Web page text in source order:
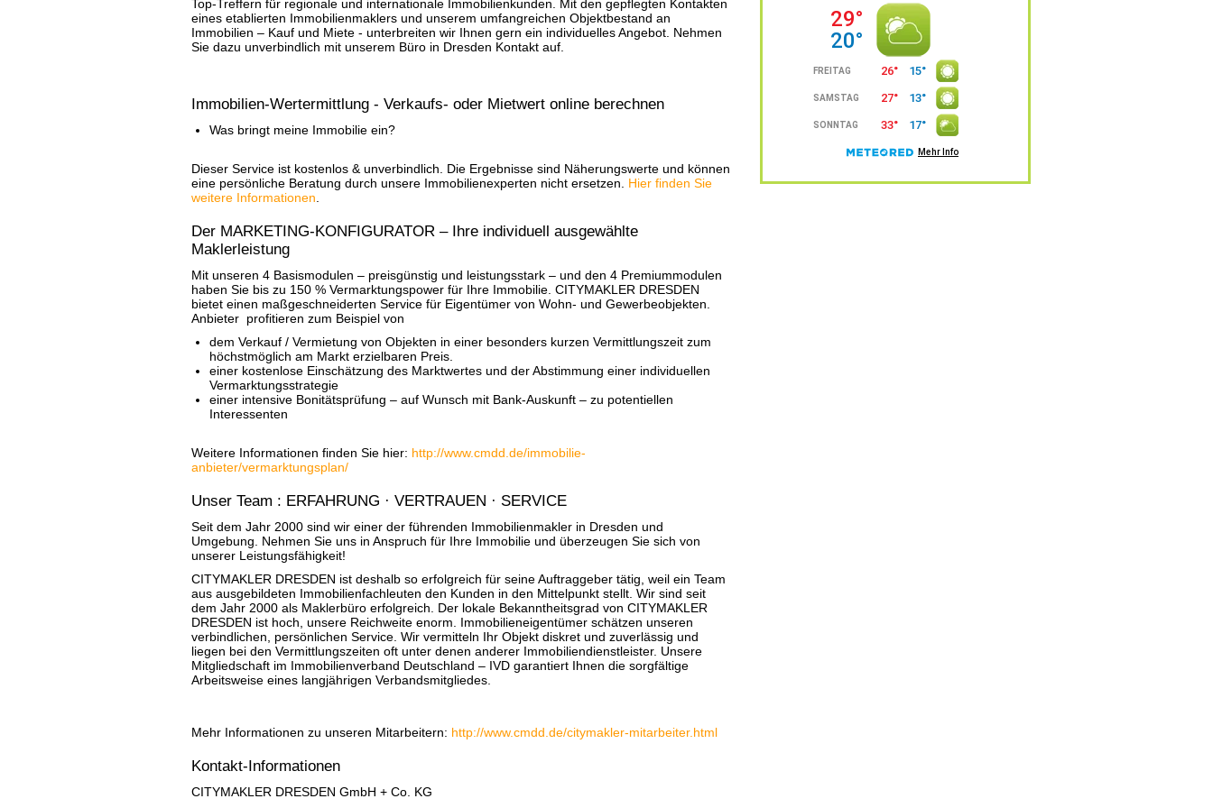
Top-Treffern für regionale und internationale Immobilienkunden. Mit den gepflegten Kontakten
eines etablierten Immobilienmaklers und unserem umfangreichen Objektbestand an
Immobilien – Kauf und Miete - unterbreiten wir Ihnen gern ein individuelles Angebot. Nehmen
Sie dazu unverbindlich mit unserem Büro in Dresden Kontakt auf.
Immobilien-Wertermittlung - Verkaufs- oder Mietwert online berechnen
Was bringt meine Immobilie ein?
Dieser Service ist kostenlos & unverbindlich. Die Ergebnisse sind Näherungswerte und können
eine persönliche Beratung durch unsere Immobilienexperten nicht ersetzen. Hier finden Sie
weitere Informationen
Der MARKETING-KONFIGURATOR – Ihre individuell ausgewählte
Maklerleistung
Mit unseren 4 Basismodulen – preisgünstig und leistungsstark – und den 4 Premiummodulen
haben Sie bis zu 150 % Vermarktungspower für Ihre Immobilie. CITYMAKLER DRESDEN
bietet einen maßgeschneiderten Service für Eigentümer von Wohn- und Gewerbeobjekten.
Anbieter profitieren zum Beispiel von
dem Verkauf / Vermietung von Objekten in einer besonders kurzen Vermittlungszeit zum
höchstmöglich am Markt erzielbaren Preis.
einer kostenlose Einschätzung des Marktwertes und der Abstimmung einer individuellen
Vermarktungsstrategie
einer intensive Bonitätsprüfung – auf Wunsch mit Bank-Auskunft – zu potentiellen
Interessenten
Weitere Informationen finden Sie hier: http://www.cmdd.de/immobilie-
anbieter/vermarktungsplan/
Unser Team : ERFAHRUNG · VERTRAUEN · SERVICE
Seit dem Jahr 2000 sind wir einer der führenden Immobilienmakler in Dresden und
Umgebung. Nehmen Sie uns in Anspruch für Ihre Immobilie und überzeugen Sie sich von
unserer Leistungsfähigkeit!
CITYMAKLER DRESDEN ist deshalb so erfolgreich für seine Auftraggeber tätig, weil ein Team
aus ausgebildeten Immobilienfachleuten den Kunden in den Mittelpunkt stellt. Wir sind seit
dem Jahr 2000 als Maklerbüro erfolgreich. Der lokale Bekanntheitsgrad von CITYMAKLER
DRESDEN ist hoch, unsere Reichweite enorm. Immobilieneigentümer schätzen unseren
verbindlichen, persönlichen Service. Wir vermitteln Ihr Objekt diskret und zuverlässig und
liegen bei den Vermittlungszeiten oft unter denen anderer Immobiliendienstleister. Unsere
Mitgliedschaft im Immobilienverband Deutschland – IVD garantiert Ihnen die sorgfältige
Arbeitsweise eines langjährigen Verbandsmitgliedes.
Mehr Informationen zu unseren Mitarbeitern: http://www.cmdd.de/citymakler-mitarbeiter.html
Kontakt-Informationen
CITYMAKLER DRESDEN GmbH + Co. KG